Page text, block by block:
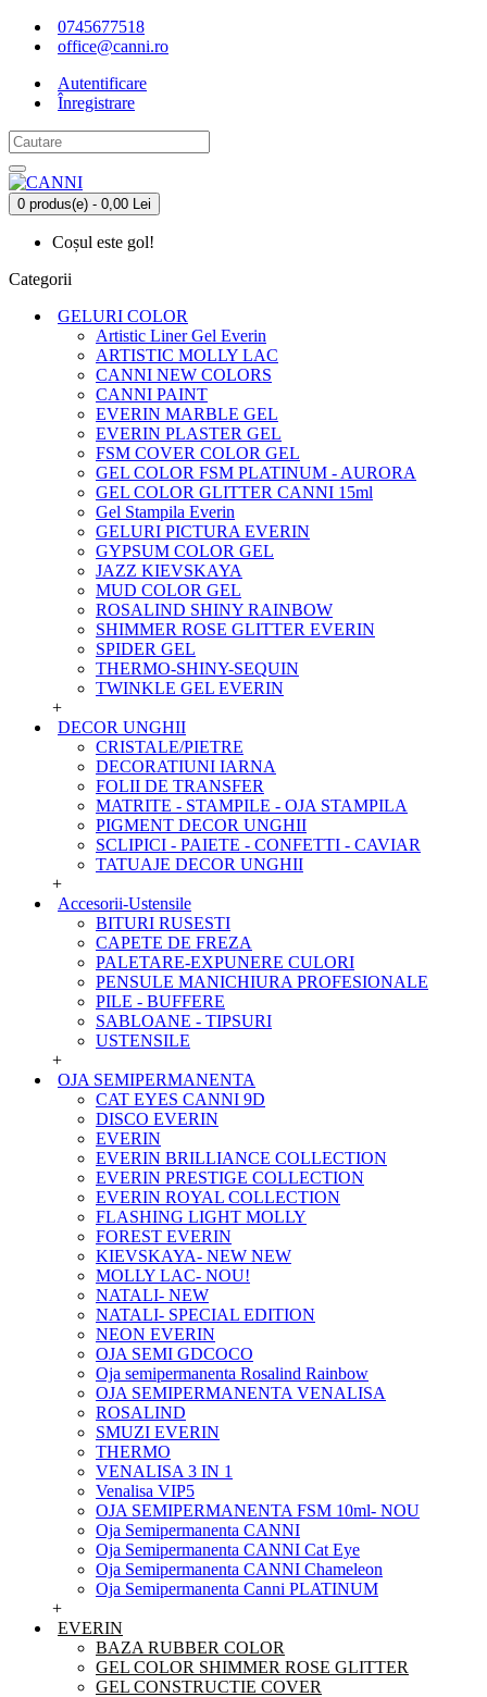
0745677518
office@canni.ro
Autentificare
Înregistrare
0 produs(e) - 0,00 Lei
Coșul este gol!
Categorii
GELURI COLOR
Artistic Liner Gel Everin
ARTISTIC MOLLY LAC
CANNI NEW COLORS
CANNI PAINT
EVERIN MARBLE GEL
EVERIN PLASTER GEL
FSM COVER COLOR GEL
GEL COLOR FSM PLATINUM - AURORA
GEL COLOR GLITTER CANNI 15ml
Gel Stampila Everin
GELURI PICTURA EVERIN
GYPSUM COLOR GEL
JAZZ KIEVSKAYA
MUD COLOR GEL
ROSALIND SHINY RAINBOW
SHIMMER ROSE GLITTER EVERIN
SPIDER GEL
THERMO-SHINY-SEQUIN
TWINKLE GEL EVERIN
+
DECOR UNGHII
CRISTALE/PIETRE
DECORATIUNI IARNA
FOLII DE TRANSFER
MATRITE - STAMPILE - OJA STAMPILA
PIGMENT DECOR UNGHII
SCLIPICI - PAIETE - CONFETTI - CAVIAR
TATUAJE DECOR UNGHII
+
Accesorii-Ustensile
BITURI RUSESTI
CAPETE DE FREZA
PALETARE-EXPUNERE CULORI
PENSULE MANICHIURA PROFESIONALE
PILE - BUFFERE
SABLOANE - TIPSURI
USTENSILE
+
OJA SEMIPERMANENTA
CAT EYES CANNI 9D
DISCO EVERIN
EVERIN
EVERIN BRILLIANCE COLLECTION
EVERIN PRESTIGE COLLECTION
EVERIN ROYAL COLLECTION
FLASHING LIGHT MOLLY
FOREST EVERIN
KIEVSKAYA- NEW NEW
MOLLY LAC- NOU!
NATALI- NEW
NATALI- SPECIAL EDITION
NEON EVERIN
OJA SEMI GDCOCO
Oja semipermanenta Rosalind Rainbow
OJA SEMIPERMANENTA VENALISA
ROSALIND
SMUZI EVERIN
THERMO
VENALISA 3 IN 1
Venalisa VIP5
OJA SEMIPERMANENTA FSM 10ml- NOU
Oja Semipermanenta CANNI
Oja Semipermanenta CANNI Cat Eye
Oja Semipermanenta CANNI Chameleon
Oja Semipermanenta Canni PLATINUM
+
EVERIN
BAZA RUBBER COLOR
GEL COLOR SHIMMER ROSE GLITTER
GEL CONSTRUCTIE COVER